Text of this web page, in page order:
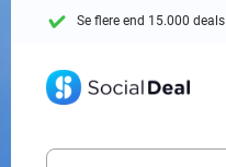
Se flere end 15.000 deals